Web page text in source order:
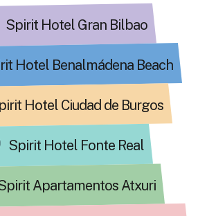
Spirit Hotel Gran Bilbao
Hotel Benalmádena Beach
Hotel Ciudad de Burgos
Spirit Hotel Fonte Real
Apartamentos Atxuri